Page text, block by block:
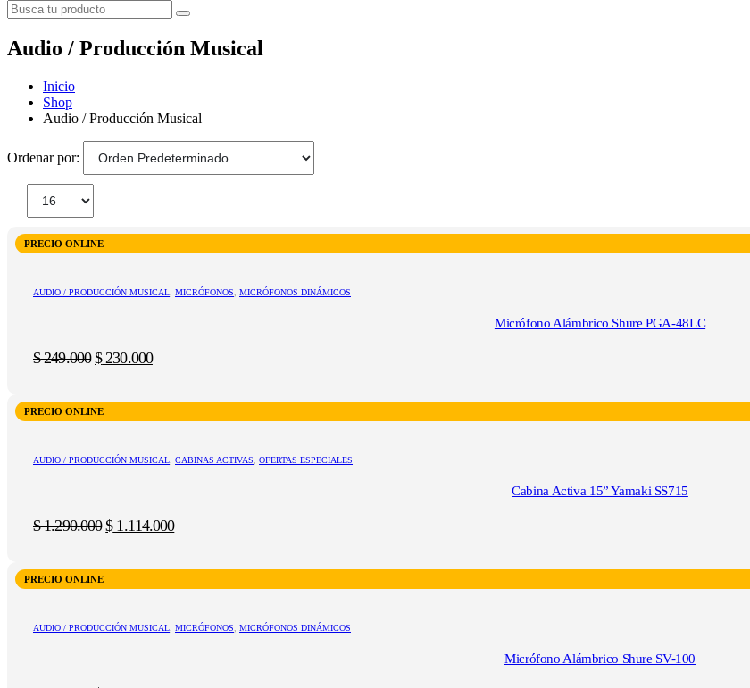
Audio / Producción Musical
Inicio
Shop
Audio / Producción Musical
Ordenar por:
PRECIO ONLINE
AUDIO / PRODUCCIÓN MUSICAL MICRÓFONOS MICRÓFONOS DINÁMICOS
Micrófono Alámbrico Shure PGA-48LC
$249.000 El
era:
$230.000El
PRECIO ONLINE
AUDIO / PRODUCCIÓN MUSICAL CABINAS ACTIVAS OFERTAS ESPECIALES
Cabina Activa 15” Yamaki SS715
$1.290.000El
$1.114.000El
PRECIO ONLINE
AUDIO / PRODUCCIÓN MUSICAL MICRÓFONOS MICRÓFONOS DINÁMICOS
Micrófono Alámbrico Shure SV-100